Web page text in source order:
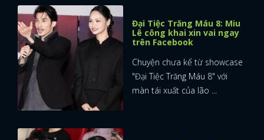
Đại Tiệc Trăng Máu 8: Miu
Lê công khai xin vai ngay
trên Facebook
Chuyện chưa kể từ showcase
"Đại Tiệc Trăng Máu 8" với
màn tái xuất của lão ...